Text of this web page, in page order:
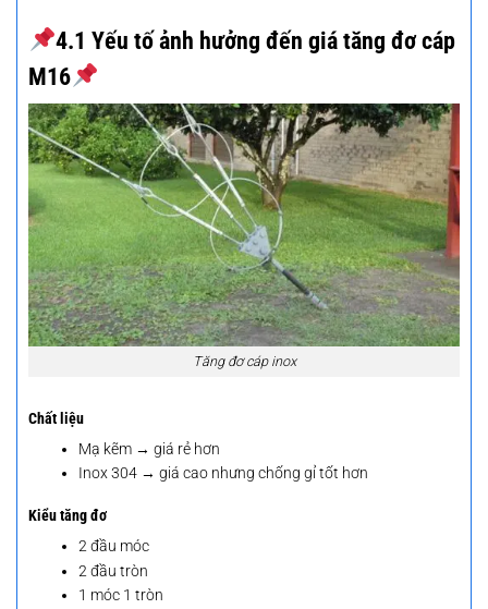
4.1 Yếu tố ảnh hưởng đến giá tăng đơ cáp
M16
Tăng đơ cáp inox
Chất liệu
Mạ kẽm → giá rẻ hơn
Inox 304 → giá cao nhưng chống gỉ tốt hơn
Kiểu tăng đơ
2 đầu móc
2 đầu tròn
1 móc 1 tròn